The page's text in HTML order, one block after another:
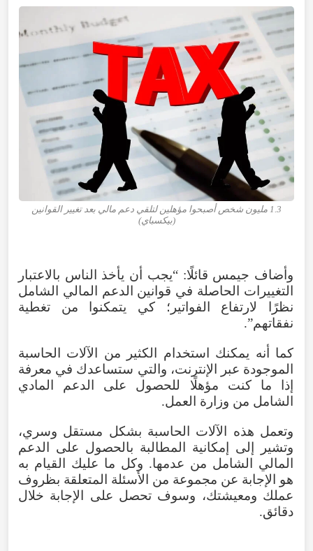
1.3 مليون شخص أصبحوا مؤهلين لتلقي دعم مالي بعد تغيير القوانين
(بيكسباي)
وأضاف جيمس قائلًا: “يجب أن يأخذ الناس بالاعتبار
التغييرات الحاصلة في قوانين الدعم المالي الشامل
نظرًا لارتفاع الفواتير؛ كي يتمكنوا من تغطية
نفقاتهم”.
كما أنه يمكنك استخدام الكثير من الآلات الحاسبة
الموجودة عبر الإنترنت، والتي ستساعدك في معرفة
إذا ما كنت مؤهلًا للحصول على الدعم المادي
الشامل من وزارة العمل.
وتعمل هذه الآلات الحاسبة بشكل مستقل وسري،
وتشير إلى إمكانية المطالبة بالحصول على الدعم
المالي الشامل من عدمها. وكل ما عليك القيام به
هو الإجابة عن مجموعة من الأسئلة المتعلقة بظروف
عملك ومعيشتك، وسوف تحصل على الإجابة خلال
دقائق.